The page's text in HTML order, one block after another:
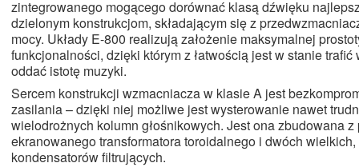
zintegrowanego mogącego dorównać klasą dźwięku
dzielonym konstrukcjom, składającym się z
mocy. Układy E-800 realizują założenie maksymalnej
funkcjonalności, dzięki którym z łatwością jest w stanie trafić
oddać istotę muzyki.
Sercem konstrukcji wzmacniacza w klasie A jest
zasilania – dzięki niej możliwe jest wysterowanie nawet
wielodrożnych kolumn głośnikowych. Jest ona zbudowana z
ekranowanego transformatora toroidalnego i dwóch
kondensatorów filtrujących.